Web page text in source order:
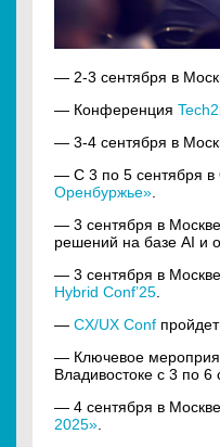
— 2-3 сентября в
— Конференция
— 3-4 сентября в
— С 3 по 5 сентября в
Оренбуржье»
— 3 сентября в
решений на базе AI и
— 3 сентября в
Hybrid Conf’25
— CX/UX Conf
— Ключевое
Владивостоке с 3 по 6
— 4 сентября в
2025»